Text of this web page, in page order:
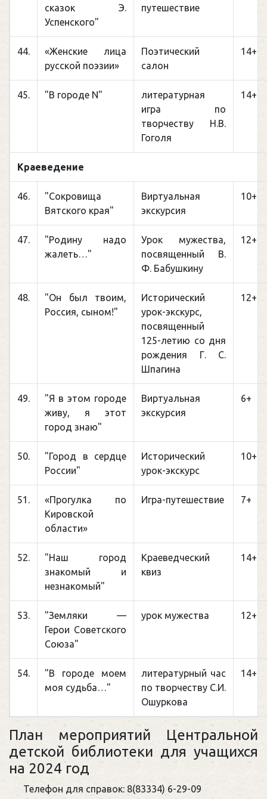
сказок Э.
Успенского"
путешествие
44.
«Женские лица
русской поэзии»
Поэтический
салон
14+
45. "В городе N"
литературная
игра по
творчеству Н.В.
Гоголя
14+
Краеведение
46.
"Сокровища
Вятского края"
Виртуальная
экскурсия
10+
47.
"Родину надо
жалеть…"
Урок мужества,
посвященный В.
Ф. Бабушкину
12+
48.
"Он был твоим,
Россия, сыном!"
Исторический
урок-экскурс,
посвященный
125-летию со дня
рождения Г. С.
Шпагина
12+
49.
"Я в этом городе
живу, я этот
город знаю"
Виртуальная
экскурсия
6+
50.
"Город в сердце
России"
Исторический
урок-экскурс
10+
51.
«Прогулка по
Кировской
области»
Игра-путешествие 7+
52.
"Наш город
знакомый и
незнакомый"
Краеведческий
квиз
14+
53.
"Земляки —
Герои Советского
Союза"
урок мужества 12+
54.
"В городе моем
моя судьба…"
литературный час
по творчеству С.И.
Ошуркова
14+
План мероприятий Центральной
детской библиотеки для учащихся
на 2024 год
Телефон для справок: 8(83334) 6-29-09